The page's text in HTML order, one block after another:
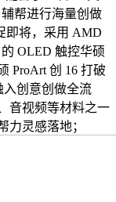
帮进行海量创做
即将，采用 AMD
OLED 触控华硕
ProArt 创 16 打破
创意创做全流
音视频等材料之一
力灵感落地；